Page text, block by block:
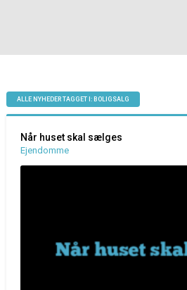
ALLE NYHEDER TAGGET I: BOLIGSALG
Når huset skal sælges
Ejendomme